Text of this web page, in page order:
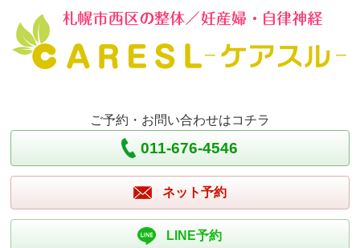
ご予約・お問い合わせはコチラ
011-676-4546
ネット予約
LINE予約